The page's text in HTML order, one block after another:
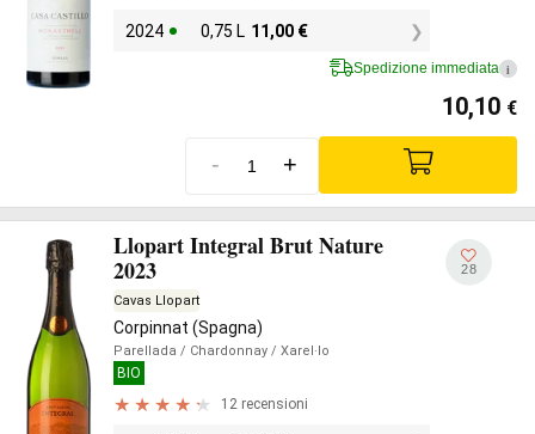
2024 0,75 L 11,00 €
Spedizione immediata i
10,10 €
- +
Llopart Integral Brut Nature
2023
Cavas Llopart
Corpinnat (Spagna)
Parellada / Chardonnay / Xarel·lo
BIO
12 recensioni
28